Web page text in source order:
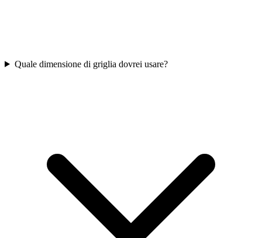
Quale dimensione di griglia dovrei usare?